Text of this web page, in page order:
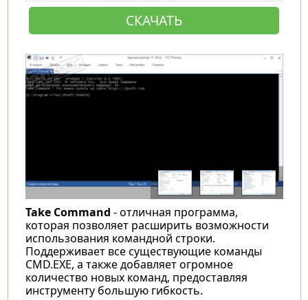
СКАЧАТЬ
Take Command - отличная программа,
которая позволяет расширить возможности
использования командной строки.
Поддерживает все существующие команды
CMD.EXE, а также добавляет огромное
количество новых команд, предоставляя
инструменту большую гибкость.